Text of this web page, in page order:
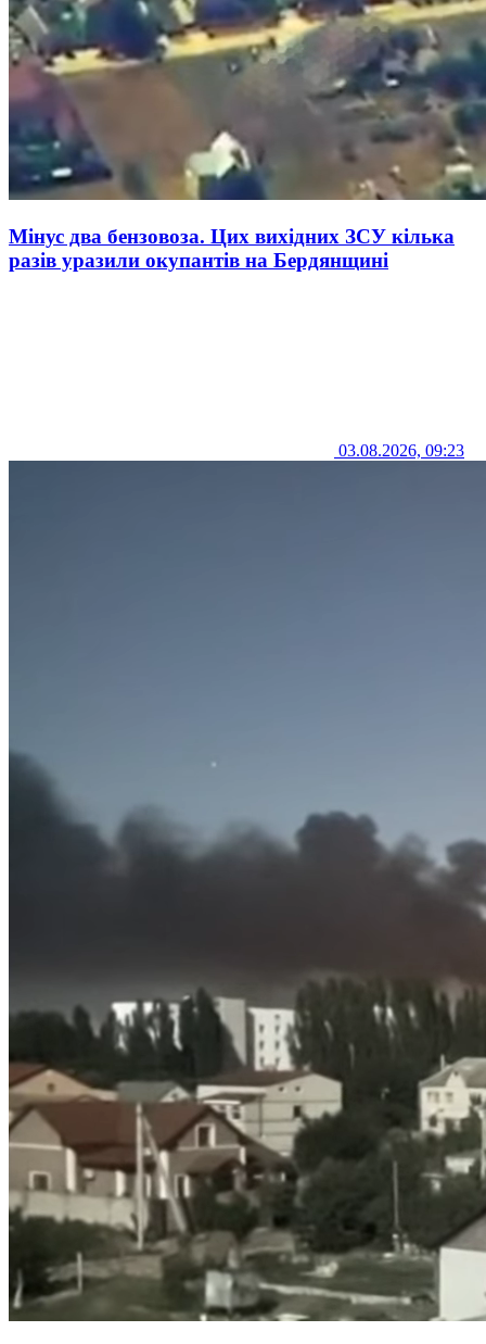
Мінус два бензовоза. Цих вихідних ЗСУ кілька
разів уразили окупантів на Бердянщині
03.08.2026, 09:23